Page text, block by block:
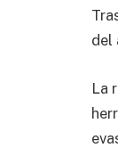
del
La